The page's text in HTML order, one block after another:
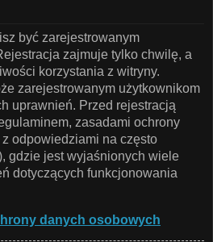
być zarejestrowanym
zajmuje tylko chwilę, a
korzystania z witryny.
zarejestrowanym użytkownikom
uprawnień. Przed rejestracją
zasadami ochrony
odpowiedziami na często
gdzie jest wyjaśnionych wiele
dotyczących funkcjonowania
danych osobowych